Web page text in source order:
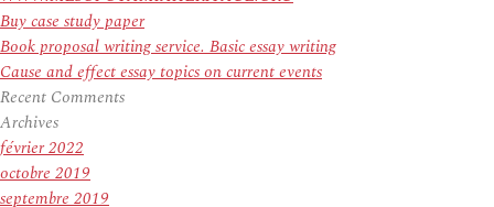
Buy case study paper
Book proposal writing service. Basic essay writing
Cause and effect essay topics on current events
Recent Comments
Archives
février 2022
octobre 2019
septembre 2019